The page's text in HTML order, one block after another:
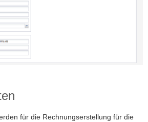
für die Rechnungserstellung für die